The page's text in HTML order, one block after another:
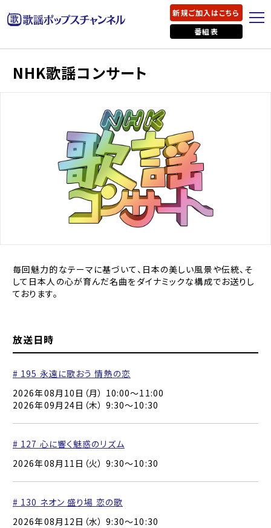
新規ご加入はこちら
番組表
NHK歌謡コンサート
毎回魅力的なテーマに基づいて、日本の美しい風景や伝統、そ
して日本人の心が育んだ名曲をダイナミックな構成でお送りし
ております。
放送日時
# 195 永遠に歌おう 情熱の恋
2026年08月10日（月） 10:00〜11:00
2026年09月24日（木） 9:30〜10:30
# 127 心に響く魅惑のリズム
2026年08月11日（火） 9:30〜10:30
# 130 ネオン 盛り場 恋の歌
2026年08月12日（水） 9:30〜10:30